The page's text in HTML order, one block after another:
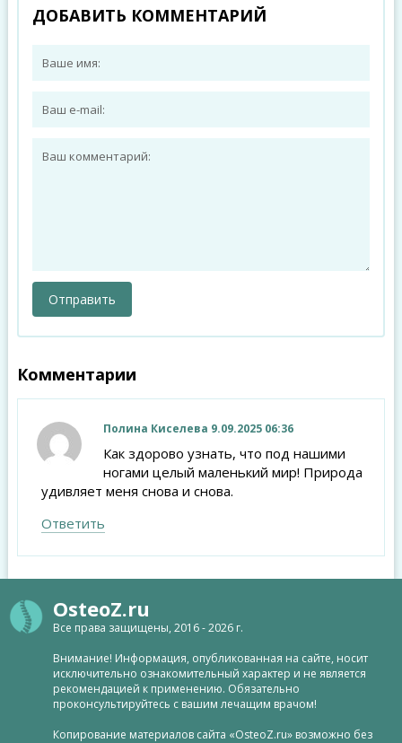
ДОБАВИТЬ КОММЕНТАРИЙ
Комментарии
Полина Киселева 9.09.2025 06:36
Как здорово узнать, что под нашими
ногами целый маленький мир! Природа
удивляет меня снова и снова.
Ответить
OsteoZ.ru
Все права защищены, 2016 - 2026 г.
Внимание! Информация, опубликованная на сайте, носит
исключительно ознакомительный характер и не является
рекомендацией к применению. Обязательно
проконсультируйтесь с вашим лечащим врачом!
Копирование материалов сайта «OsteoZ.ru» возможно без